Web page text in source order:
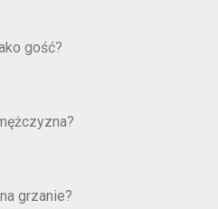
gość?
grzanie?